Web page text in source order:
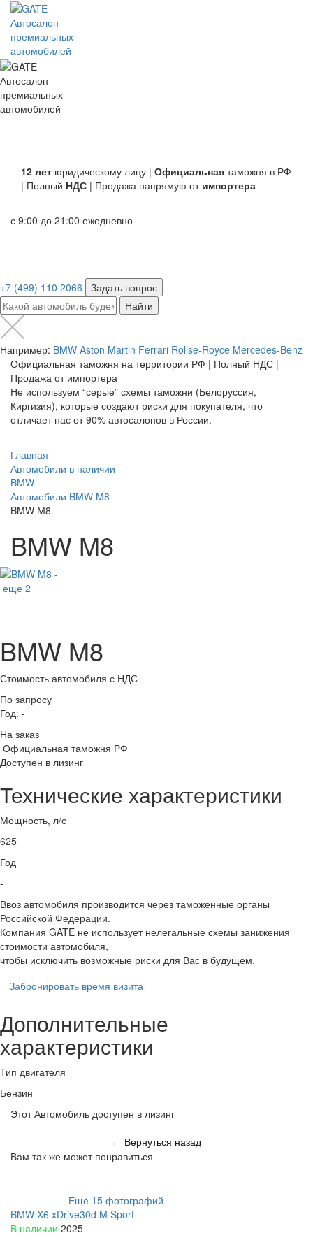
Автосалон
премиальных
автомобилей
Автосалон
премиальных
автомобилей
12 лет юридическому лицу | Официальная таможня в РФ
| Полный НДС | Продажа напрямую от импортера
с 9:00 до 21:00 ежедневно
+7 (499) 110 2066
Задать вопрос
Найти
Например: BMW Aston Martin Ferrari Rollse-Royce Mercedes-Benz
Официальная таможня на территории РФ | Полный НДС |
Продажа от импортера
Не используем “серые” схемы таможни (Белоруссия,
Киргизия), которые создают риски для покупателя, что
отличает нас от 90% автосалонов в России.
Главная
Автомобили в наличии
BMW
Автомобили BMW M8
BMW M8
BMW M8
еще 2
BMW M8
Стоимость автомобиля с НДС
По запросу
Год: -
На заказ
Официальная таможня РФ
Доступен в лизинг
Технические характеристики
Мощность, л/с
625
Год
-
Ввоз автомобиля производится через таможенные органы
Российской Федерации.
Компания GATE не использует нелегальные схемы занижения
стоимости автомобиля,
чтобы исключить возможные риски для Вас в будущем.
Забронировать время визита
Дополнительные
характеристики
Тип двигателя
Бензин
Этот Автомобиль доступен в лизинг
← Вернуться назад
Вам так же может понравиться
Ещё 15 фотографий
BMW X6 xDrive30d M Sport
В наличии 2025